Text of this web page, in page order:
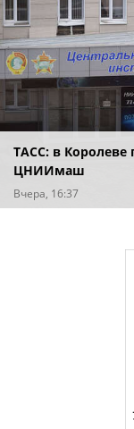
ТАСС: в
ЦНИИмаш
Вчера, 16:37